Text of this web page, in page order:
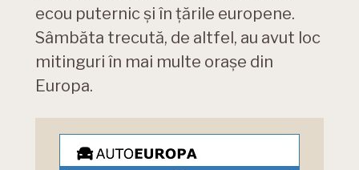
ecou puternic și în țările europene.
Sâmbăta trecută, de altfel, au avut loc
mitinguri în mai multe orașe din
Europa.